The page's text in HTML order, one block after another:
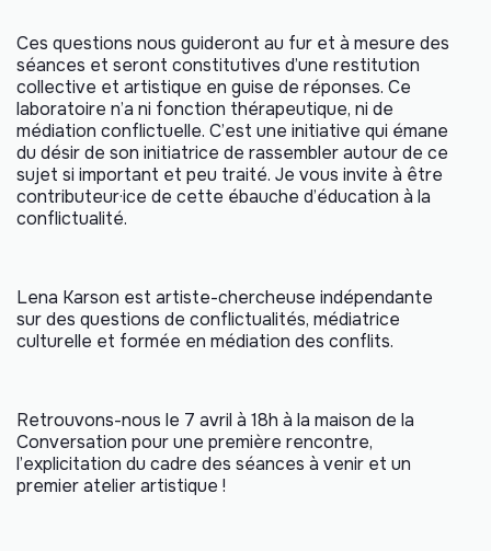
Ces questions nous guideront au fur et à mesure des
séances et seront constitutives d’une restitution
collective et artistique en guise de réponses. Ce
laboratoire n’a ni fonction thérapeutique, ni de
médiation conflictuelle. C’est une initiative qui émane
du désir de son initiatrice de rassembler autour de ce
sujet si important et peu traité. Je vous invite à être
contributeur·ice de cette ébauche d’éducation à la
conflictualité.
Lena Karson est artiste-chercheuse indépendante
sur des questions de conflictualités, médiatrice
culturelle et formée en médiation des conflits.
Retrouvons-nous le 7 avril à 18h à la maison de la
Conversation pour une première rencontre,
l’explicitation du cadre des séances à venir et un
premier atelier artistique !